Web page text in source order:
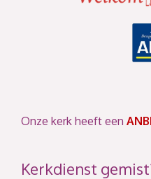
Onze kerk heeft een ANBI
Kerkdienst